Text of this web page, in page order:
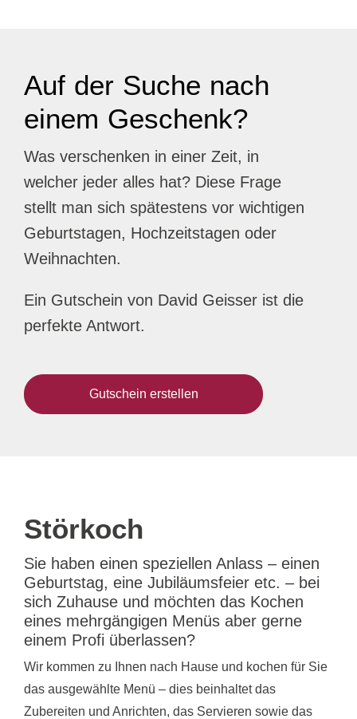
Auf der Suche nach
einem Geschenk?
Was verschenken in einer Zeit, in
welcher jeder alles hat? Diese Frage
stellt man sich spätestens vor wichtigen
Geburtstagen, Hochzeitstagen oder
Weihnachten.
Ein Gutschein von David Geisser ist die
perfekte Antwort.
Gutschein erstellen
Störkoch
Sie haben einen speziellen Anlass – einen
Geburtstag, eine Jubiläumsfeier etc. – bei
sich Zuhause und möchten das Kochen
eines mehrgängigen Menüs aber gerne
einem Profi überlassen?
Wir kommen zu Ihnen nach Hause und kochen für Sie
das ausgewählte Menü – dies beinhaltet das
Zubereiten und Anrichten, das Servieren sowie das